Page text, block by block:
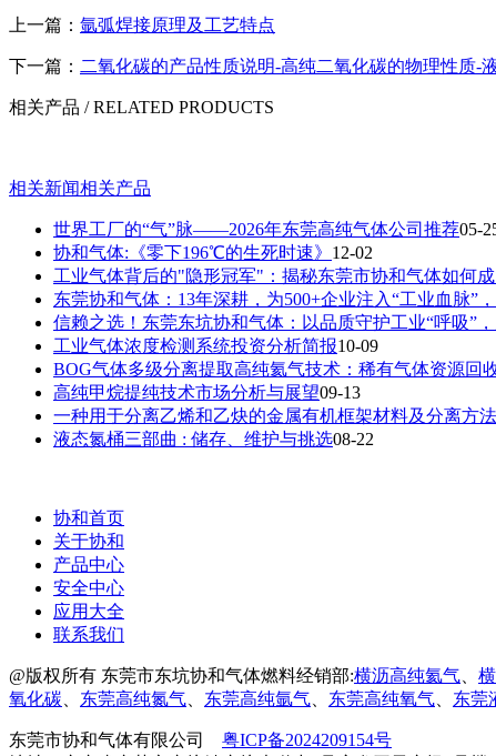
上一篇： 氩弧焊接原理及工艺特点
下一篇： 二氧化碳的产品性质说明-高纯二氧化碳的物理性质-
相关产品 / RELATED PRODUCTS
相关新闻相关产品
世界工厂的“气”脉——2026年东莞高纯气体公司推荐05-
协和气体:《零下196℃的生死时速》 12-02
工业气体背后的"隐形冠军"：揭秘东莞市协和气体如何
东莞协和气体：13年深耕，为500+企业注入“工业血脉”
信赖之选！东莞东坑协和气体：以品质守护工业“呼吸”
工业气体浓度检测系统投资分析简报10-09
BOG气体多级分离提取高纯氦气技术：稀有气体资源回
高纯甲烷提纯技术市场分析与展望09-13
一种用于分离乙烯和乙炔的金属有机框架材料及分离方法
液态氮桶三部曲 : 储存、维护与挑选08-22
协和首页
关于协和
产品中心
安全中心
应用大全
联系我们
@版权所有 东莞市东坑协和气体燃料经销部:横沥高纯氦气
氧化碳
东莞高纯氮气 东莞高纯氩气 东莞高纯氧气 东莞
东莞市协和气体有限公司 粤ICP备2024209154号